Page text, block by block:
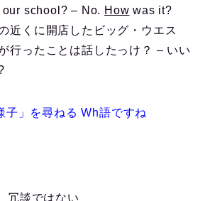
school? – No. How was it?
近くに開店したビッグ・ウエス
行ったことは話したっけ？ – いい
」を尋ねる Wh語ですね
冗談ではない